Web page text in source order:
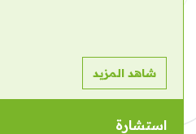
شاهد المزيد
استشارة